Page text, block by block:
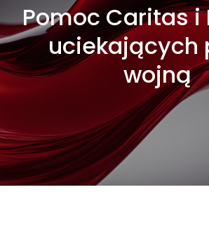
Pomoc Caritas i
uciekających
wojną